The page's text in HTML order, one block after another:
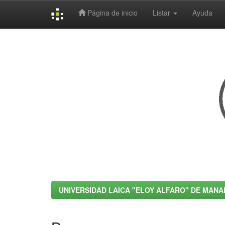
Página de inicio Listar Ayuda
UNIVERSIDAD LAICA "ELOY ALFARO" DE